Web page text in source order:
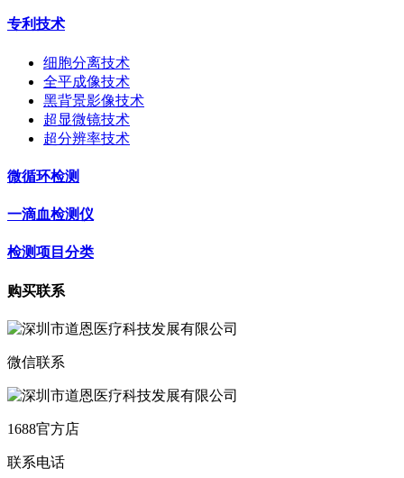
专利技术
细胞分离技术
全平成像技术
黑背景影像技术
超显微镜技术
超分辨率技术
微循环检测
一滴血检测仪
检测项目分类
购买联系
微信联系
1688官方店
联系电话